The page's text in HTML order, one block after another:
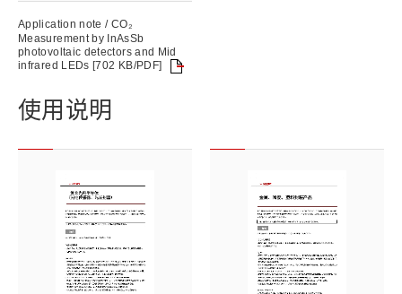
Application note / CO₂
Measurement by InAsSb
photovoltaic detectors and Mid
infrared LEDs [702 KB/PDF]
使用说明